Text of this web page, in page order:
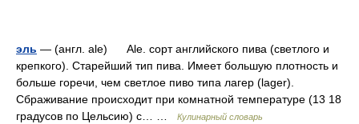
эль — (англ. ale) Ale. сорт английского пива (светлого и
крепкого). Старейший тип пива. Имеет большую плотность и
больше горечи, чем светлое пиво типа лагер (lager).
Сбраживание происходит при комнатной температуре (13 18
градусов по Цельсию) с… …
Кулинарный словарь